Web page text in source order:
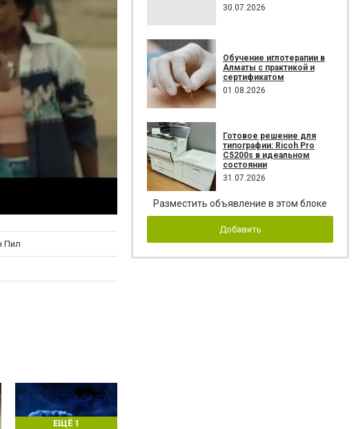
Пил
ЕЩЁ 1
30.07.2026
Обучение иглотерапии в
Алматы с практикой и
сертификатом
01.08.2026
Готовое решение для
типографии: Ricoh Pro
C5200s в идеальном
состоянии
31.07.2026
Разместить объявление в этом блоке
Добавить